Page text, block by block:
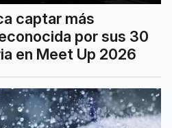
captar más
por sus 30
en Meet Up 2026